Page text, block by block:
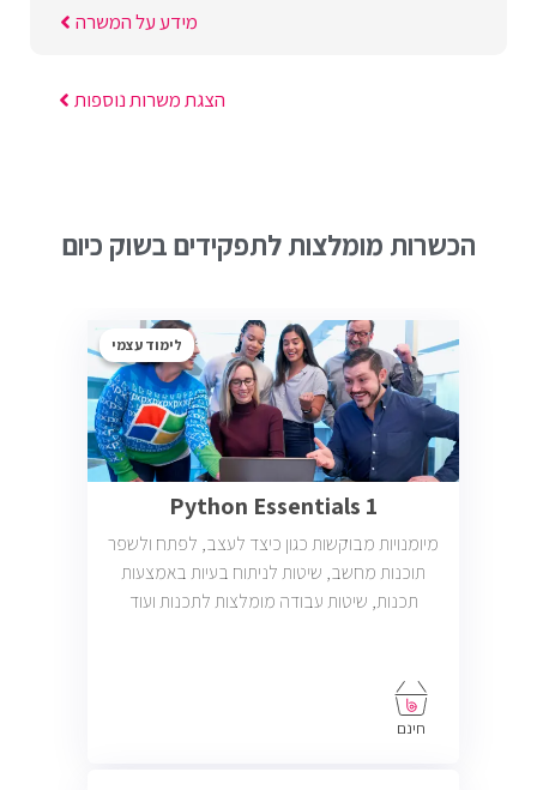
מידע על המשרה
הצגת משרות נוספות
הכשרות מומלצות לתפקידים בשוק כיום
לימוד עצמי
Python Essentials 1
מיומנויות מבוקשות כגון כיצד לעצב, לפתח ולשפר
תוכנות מחשב, שיטות לניתוח בעיות באמצעות
תכנות, שיטות עבודה מומלצות לתכנות ועוד
חינם